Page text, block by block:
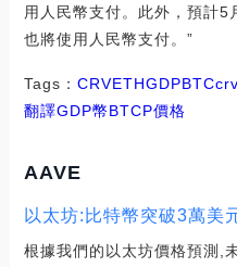
用人民幣支付。此外，預計
也將使用人民幣支付。”
Tags： CRVETHGDPBTC
翻譯GDP幣BTCP價格
AAVE
以太坊:比特幣突破3萬美
根據我們的以太坊價格預測,